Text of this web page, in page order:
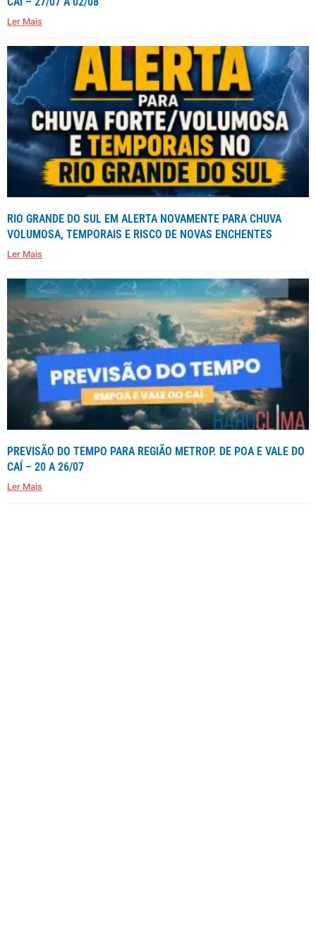
Ler Mais
RIO GRANDE DO SUL EM ALERTA NOVAMENTE PARA CHUVA
VOLUMOSA, TEMPORAIS E RISCO DE NOVAS ENCHENTES
Ler Mais
PREVISÃO DO TEMPO PARA REGIÃO METROP. DE POA E VALE DO
CAÍ – 20 A 26/07
Ler Mais